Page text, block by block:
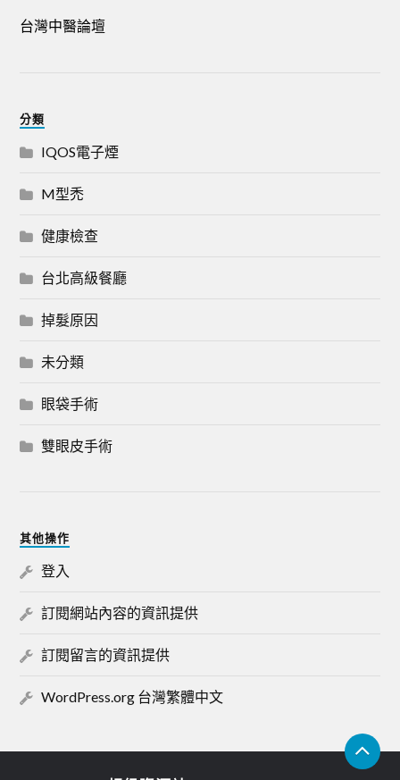
台灣中醫論壇
分類
IQOS電子煙
M型禿
健康檢查
台北高級餐廳
掉髮原因
未分類
眼袋手術
雙眼皮手術
其他操作
登入
訂閱網站內容的資訊提供
訂閱留言的資訊提供
WordPress.org 台灣繁體中文